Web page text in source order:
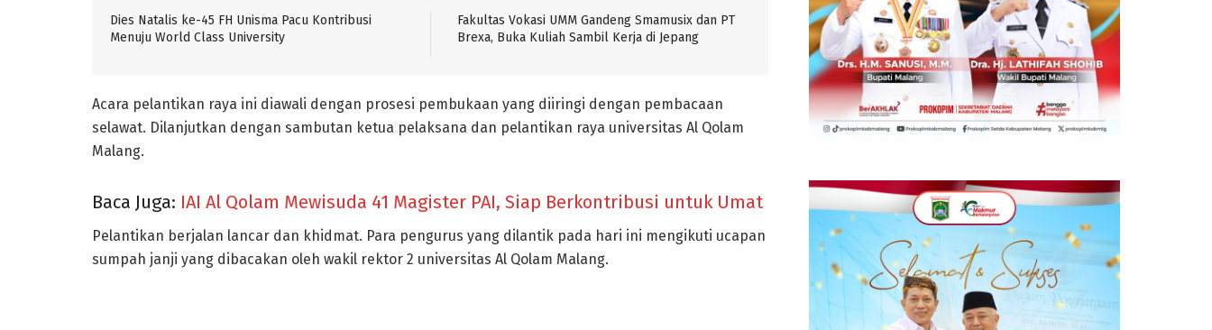
Dies Natalis ke-45 FH Unisma Pacu Kontribusi
Menuju World Class University
Fakultas Vokasi UMM Gandeng Smamusix dan PT
Brexa, Buka Kuliah Sambil Kerja di Jepang
Acara pelantikan raya ini diawali dengan prosesi pembukaan yang diiringi dengan pembacaan
selawat. Dilanjutkan dengan sambutan ketua pelaksana dan pelantikan raya universitas Al Qolam
Malang.
Baca Juga: IAI Al Qolam Mewisuda 41 Magister PAI, Siap Berkontribusi untuk Umat
Pelantikan berjalan lancar dan khidmat. Para pengurus yang dilantik pada hari ini mengikuti ucapan
sumpah janji yang dibacakan oleh wakil rektor 2 universitas Al Qolam Malang.